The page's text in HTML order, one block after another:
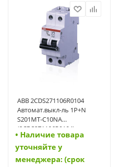
ABB 2CDS271106R0104
Автомат.выкл-ль 1P+N
S201MT-C10NA
(2CDS271106R0104)
• Наличие товара
уточняйте у
менеджера: (срок